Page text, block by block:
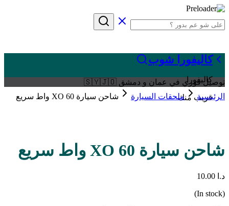
كاليفورا شوب
كاليفورا
قريب منك
توصيل فوري في عمان و دمشق 🇸🇾🇯🇴
الرئيسية
ملحقات السيارة شاحن سيارة XO 60 واط سريع
شاحن سيارة XO 60 واط سريع
د.ا
(In stock)